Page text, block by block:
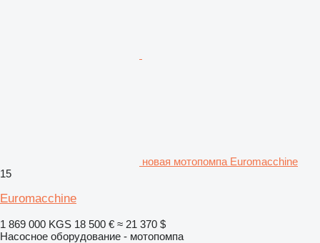
новая мотопомпа Euromacchine
15
Euromacchine
1 869 000 KGS 18 500 € ≈ 21 370 $
Насосное оборудование - мотопомпа